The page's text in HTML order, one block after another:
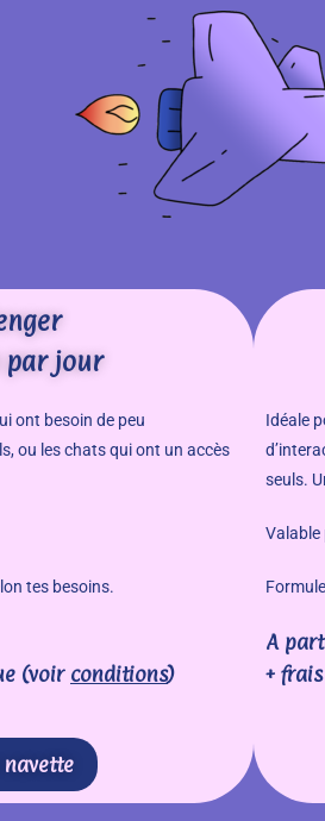
par jour
ont besoin de peu
ou les chats qui ont un accès
tes besoins.
(voir conditions)
Idéale
seuls.
Valable
A
+